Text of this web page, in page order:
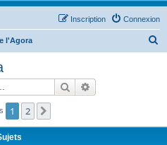
Connexion
Inscription
l'Agora
Rechercher
1 2